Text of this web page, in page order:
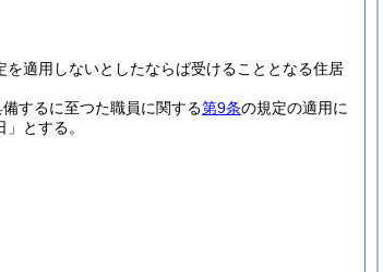
適用しないとしたならば受けることとなる住居
するに至つた職員に関する第9条の規定の適用に
とする。